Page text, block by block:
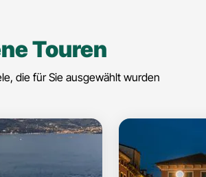
Touren
die für Sie ausgewählt wurden